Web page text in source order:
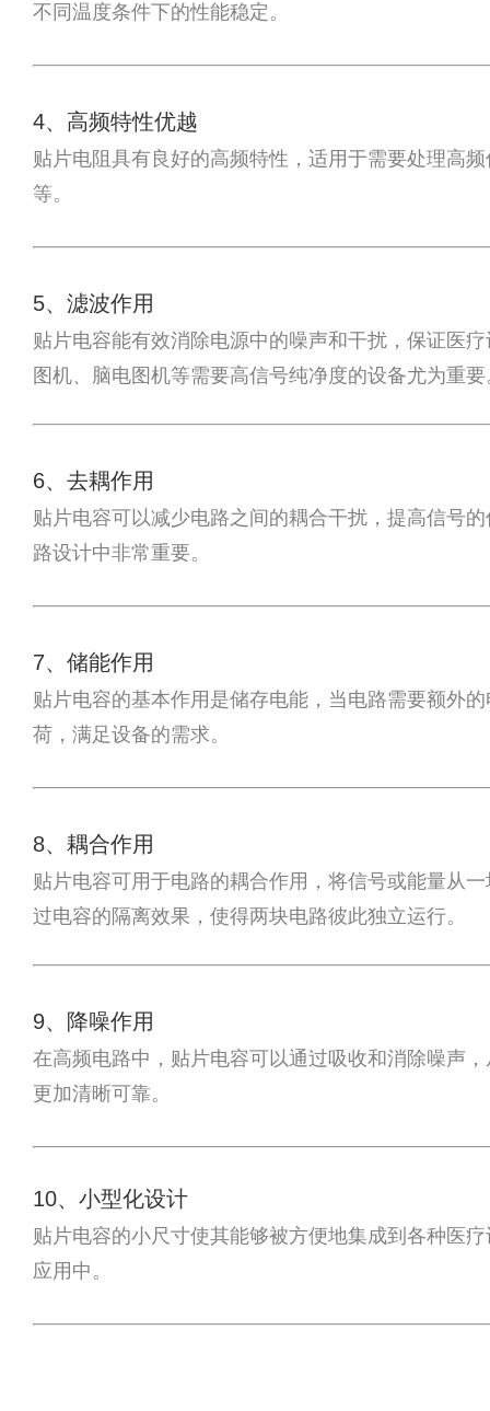
不同温度条件下的性能稳定。
4、高频特性优越
贴片电阻具有良好的高频特性，适用于需要处理高
等。
5、滤波作用
贴片电容能有效消除电源中的噪声和干扰，保证医
图机、脑电图机等需要高信号纯净度的设备尤为重要
6、去耦作用
贴片电容可以减少电路之间的耦合干扰，提高信号
路设计中非常重要。
7、储能作用
贴片电容的基本作用是储存电能，当电路需要额外
荷，满足设备的需求。
8、耦合作用
贴片电容可用于电路的耦合作用，将信号或能量从
过电容的隔离效果，使得两块电路彼此独立运行。
9、降噪作用
在高频电路中，贴片电容可以通过吸收和消除噪声
更加清晰可靠。
10、小型化设计
贴片电容的小尺寸使其能够被方便地集成到各种医
应用中。